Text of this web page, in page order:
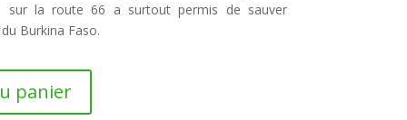
sur la route 66 a surtout permis de sauver
Burkina Faso.
panier